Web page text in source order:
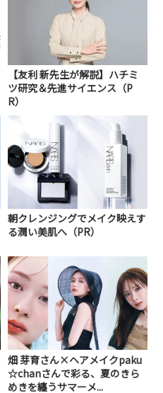
【友利 新先生が解説】ハチミ
ツ研究＆先進サイエンス（P
R）
朝クレンジングでメイク映えす
る潤い美肌へ（PR）
畑 芽育さん×ヘアメイクpaku
☆chanさんで彩る、夏のきら
めきを纏うサマーメ...